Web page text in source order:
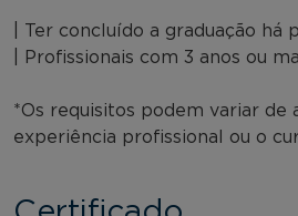
| Ter concluído a graduação há
| Profissionais com 3 anos ou
*Os requisitos podem variar de
experiência profissional ou o